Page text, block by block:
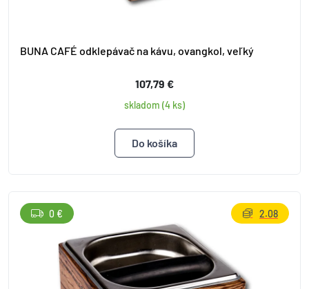
BUNA CAFÉ odklepávač na kávu, ovangkol, veľký
107,79 €
skladom (4 ks)
0 € 2.08